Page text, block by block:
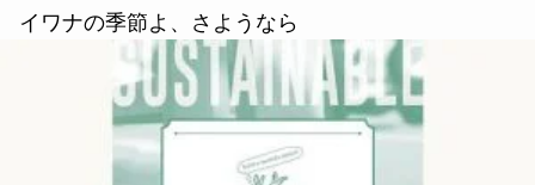
イワナの季節よ、さようなら